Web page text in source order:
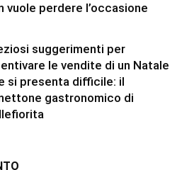
vuole perdere l’occasione
suggerimenti per
le vendite di un Natale
si presenta difficile: il
gastronomico di